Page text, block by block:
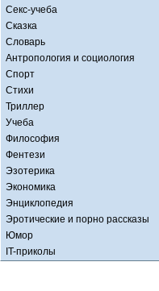
Секс-учеба
Сказка
Словарь
Антропология и социология
Спорт
Стихи
Триллер
Учеба
Философия
Фентези
Эзотерика
Экономика
Энциклопедия
Эротические и порно рассказы
Юмор
IT-приколы